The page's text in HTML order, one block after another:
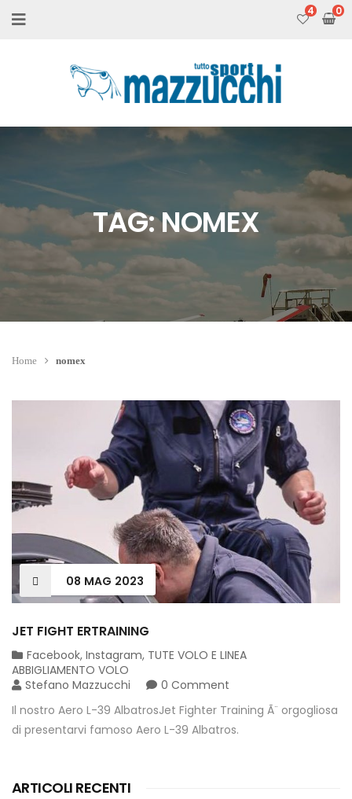
4
TAG:NOMEX
Home nomex
08 MAG 2023
JET FIGHT ERTRAINING
Facebook, Instagram, TUTE VOLO E LINEA
ABBIGLIAMENTO VOLO
Stefano Mazzucchi
0 Comment
Il nostro Aero L-39 AlbatrosJet Fighter Training Ã¨ orgogliosa
di presentarvi famoso Aero L-39 Albatros.
ARTICOLI RECENTI